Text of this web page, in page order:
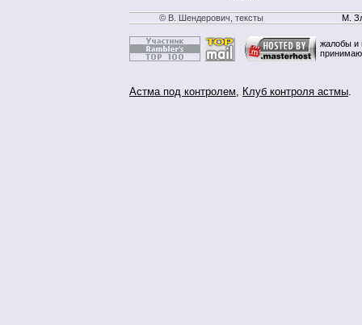
© В. Шендерович, тексты М.
жалобы и
Астма под контролем, Клуб контроля астмы.